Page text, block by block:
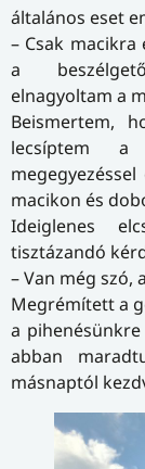
általános eset
– Csak
a
elnagyoltam a
Beismertem,
lecsíptem
macikon és
Ideiglenes
tisztázandó
– Van még
Megrémített a
a
abban
másnaptól